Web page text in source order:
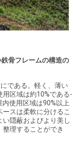
骨フレームの構造の
である。軽く、薄い
区域は約10%である-
使用区域は90%以上
スは柔軟に分けるこ
隠蔽およびより美し
理することができ